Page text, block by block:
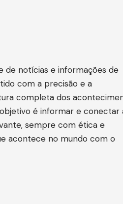
de notícias e informações de
com a precisão e a
completa dos
é informar e conectar
sempre com ética e
acontece no mundo com o